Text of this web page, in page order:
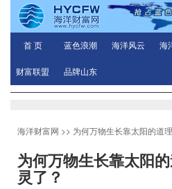
首 页 蓝色浪潮 海洋风云 海
财富联盟 品牌山东
海洋财富网 >> 为何万物生长靠太阳的道
为何万物生长靠太阳
灵了？